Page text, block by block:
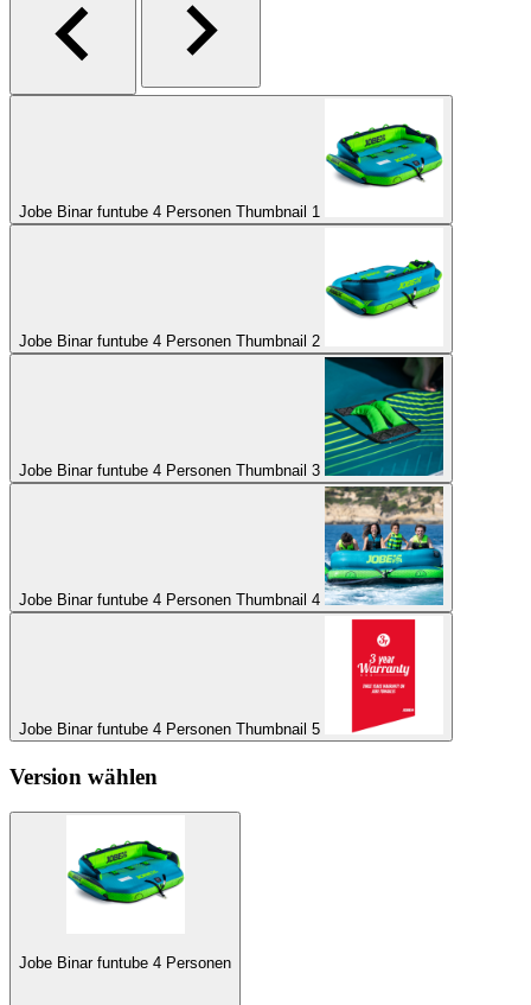
Jobe Binar funtube 4 Personen Thumbnail 1
Jobe Binar funtube 4 Personen Thumbnail 2
Jobe Binar funtube 4 Personen Thumbnail 3
Jobe Binar funtube 4 Personen Thumbnail 4
Jobe Binar funtube 4 Personen Thumbnail 5
Version wählen
Jobe Binar funtube 4 Personen